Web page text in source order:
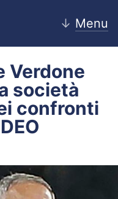
↓ Menu
Verdone
società
confronti